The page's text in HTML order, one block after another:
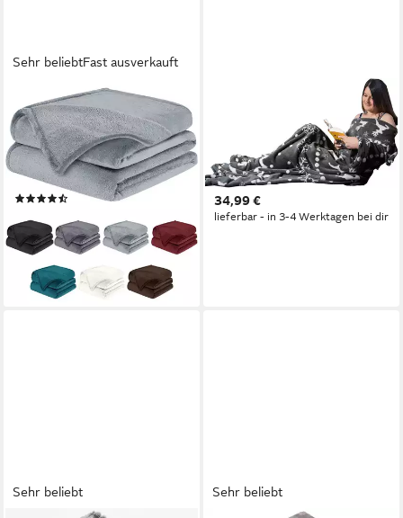
Sehr beliebtFast ausverkauft
BARBONS
Wohndecke, flauschige
Kuscheldecke, weiche Decke,
Überwurfdecke, atmungsaktiv,
super weich und flauschig,
hochwertig (122)
-59%
lieferbar - in 3-4 Werktagen bei dir
Wohndecke Kuscheldecke mit
Ärmeln 200x150 cm, grau,
Norweger Design,
HOMELEVEL
34,99 €
lieferbar - in 3-4 Werktagen bei dir
Sehr beliebt Sehr beliebt